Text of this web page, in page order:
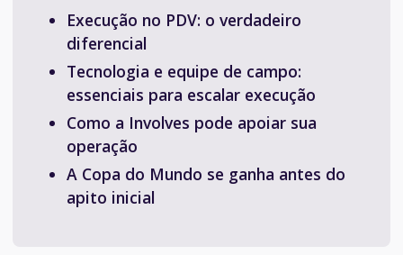
Execução no PDV: o verdadeiro
diferencial
Tecnologia e equipe de campo:
essenciais para escalar execução
Como a Involves pode apoiar sua
operação
A Copa do Mundo se ganha antes do
apito inicial